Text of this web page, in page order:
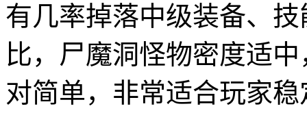
有几率掉落中级装备、
比，尸魔洞怪物密度适
对简单，非常适合玩家